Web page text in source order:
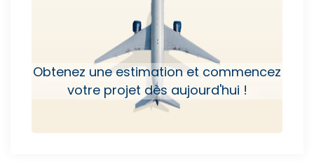
Obtenez une estimation et commencez
votre projet dès aujourd'hui !